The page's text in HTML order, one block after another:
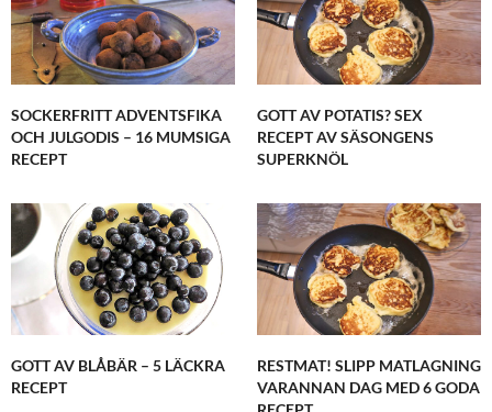
ANNA - TREND O TRÄNING SKRIVER:
DECEMBER 6, 2015 KL. 9:42 E M
Det tycker jag också Emma! Testa och skriv gärna
vad du tyckte 🙂
SOCKERFRITT ADVENTSFIKA
OCH JULGODIS – 16 MUMSIGA
RECEPT
GOTT AV POTATIS? SEX
RECEPT AV SÄSONGENS
SUPERKNÖL
GOTT AV BLÅBÄR – 5 LÄCKRA
RECEPT
RESTMAT! SLIPP MATLAGNING
VARANNAN DAG MED 6 GODA